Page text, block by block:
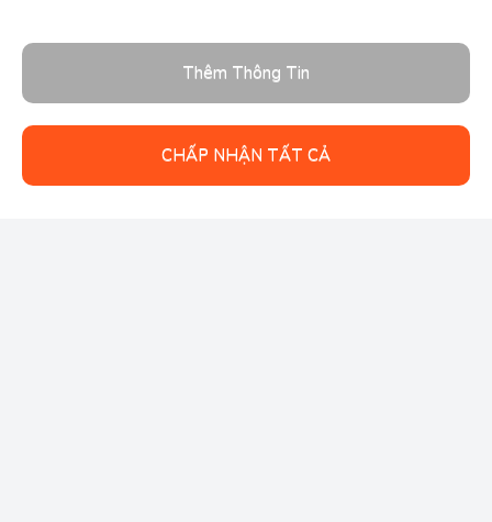
Thêm Thông Tin
CHẤP NHẬN TẤT CẢ